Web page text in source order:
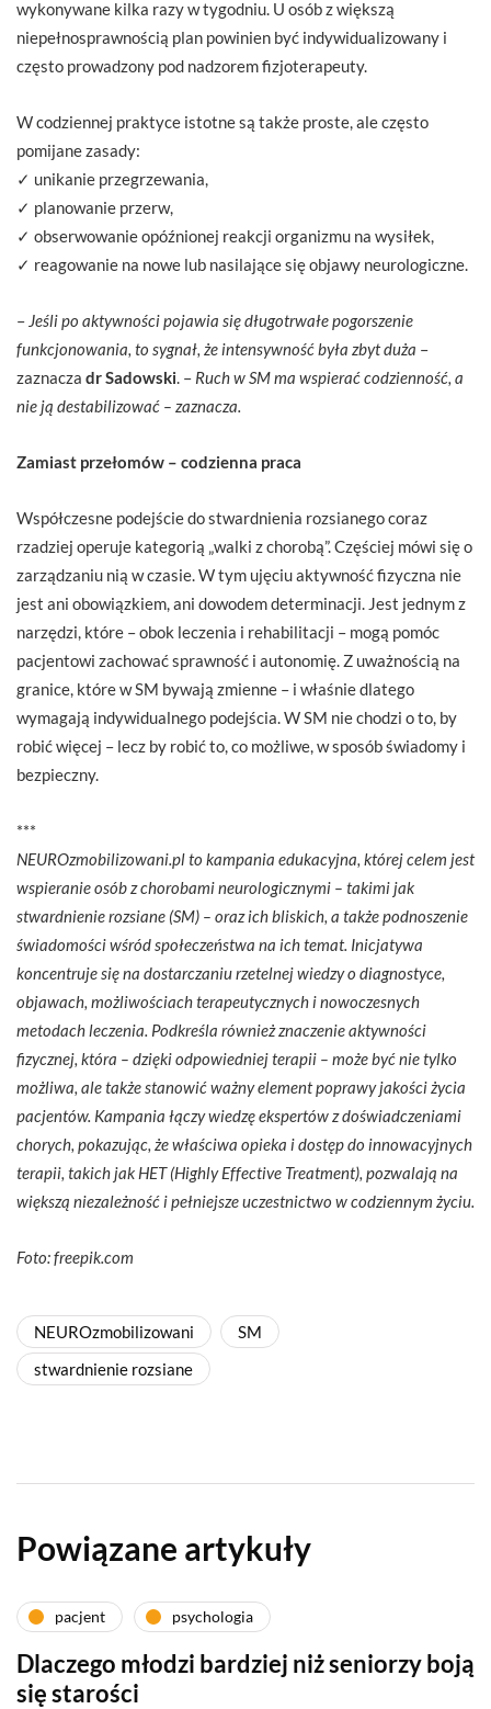
wykonywane kilka razy w tygodniu. U osób z większą
niepełnosprawnością plan powinien być indywidualizowany i
często prowadzony pod nadzorem fizjoterapeuty.
W codziennej praktyce istotne są także proste, ale często
pomijane zasady:
✓ unikanie przegrzewania,
✓ planowanie przerw,
✓ obserwowanie opóźnionej reakcji organizmu na wysiłek,
✓ reagowanie na nowe lub nasilające się objawy neurologiczne.
– Jeśli po aktywności pojawia się długotrwałe pogorszenie
funkcjonowania, to sygnał, że intensywność była zbyt duża –
zaznacza dr Sadowski . – Ruch w SM ma wspierać codzienność, a
nie ją destabilizować – zaznacza
Zamiast przełomów – codzienna praca
Współczesne podejście do stwardnienia rozsianego coraz
rzadziej operuje kategorią „walki z chorobą”. Częściej mówi się o
zarządzaniu nią w czasie. W tym ujęciu aktywność fizyczna nie
jest ani obowiązkiem, ani dowodem determinacji. Jest jednym z
narzędzi, które – obok leczenia i rehabilitacji – mogą pomóc
pacjentowi zachować sprawność i autonomię. Z uważnością na
granice, które w SM bywają zmienne – i właśnie dlatego
wymagają indywidualnego podejścia. W SM nie chodzi o to, by
robić więcej – lecz by robić to, co możliwe, w sposób świadomy i
bezpieczny.
***
NEUROzmobilizowani.pl to kampania edukacyjna, której celem jest
wspieranie osób z chorobami neurologicznymi – takimi jak
stwardnienie rozsiane (SM) – oraz ich bliskich, a także podnoszenie
świadomości wśród społeczeństwa na ich temat. Inicjatywa
koncentruje się na dostarczaniu rzetelnej wiedzy o diagnostyce,
objawach, możliwościach terapeutycznych i nowoczesnych
metodach leczenia. Podkreśla również znaczenie aktywności
fizycznej, która – dzięki odpowiedniej terapii – może być nie tylko
możliwa, ale także stanowić ważny element poprawy jakości życia
pacjentów. Kampania łączy wiedzę ekspertów z doświadczeniami
chorych, pokazując, że właściwa opieka i dostęp do innowacyjnych
terapii, takich jak HET (Highly Effective Treatment), pozwalają na
większą niezależność i pełniejsze uczestnictwo w codziennym życiu.
Foto: freepik.com
NEUROzmobilizowani
SM
stwardnienie rozsiane
Powiązane artykuły
pacjent psychologia
Dlaczego młodzi bardziej niż seniorzy boją
się starości